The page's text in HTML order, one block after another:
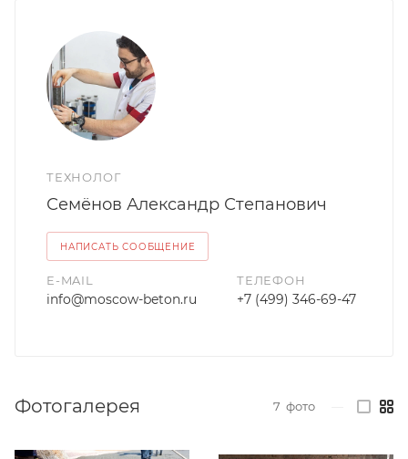
ТЕХНОЛОГ
Семёнов Александр Степанович
НАПИСАТЬ СООБЩЕНИЕ
E-MAIL
info@moscow-beton.ru
ТЕЛЕФОН
+7 (499) 346-69-47
Фотогалерея 7 фото